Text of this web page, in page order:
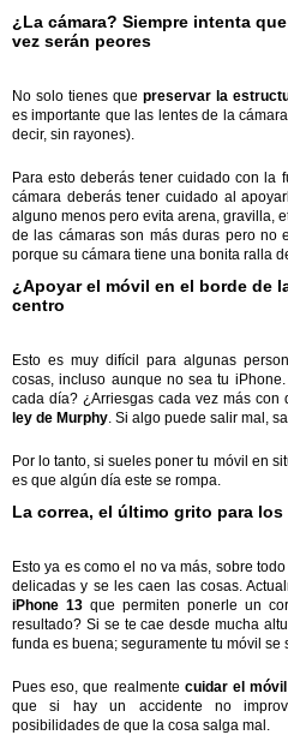
¿La cámara? Siempre intenta
vez serán peores
No solo tienes que preservar la
es importante que las lentes de la
decir, sin rayones).
Para esto deberás tener cuidado con la
cámara deberás tener cuidado al
alguno menos pero evita arena, gravilla,
de las cámaras son más duras pero no
porque su cámara tiene una bonita ralla
¿Apoyar el móvil en el borde de
centro
Esto es muy difícil para algunas
cosas, incluso aunque no sea tu
cada día? ¿Arriesgas cada vez más
ley de Murphy . Si algo puede salir mal,
Por lo tanto, si sueles poner tu móvil en
es que algún día este se rompa.
La correa, el último grito para
Esto ya es como el no va más, sobre
delicadas y se les caen las cosas.
iPhone 13que permiten ponerle un
resultado? Si se te cae desde mucha
funda es buena; seguramente tu móvil se
Pues eso, que realmente cuidar el
que si hay un accidente no
posibilidades de que la cosa salga mal.